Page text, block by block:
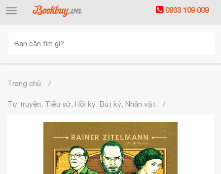
Toggle
0933 109 009
Trang chủ
Tự truyện, Tiểu sử, Hồi ký, Bút ký, Nhân vật